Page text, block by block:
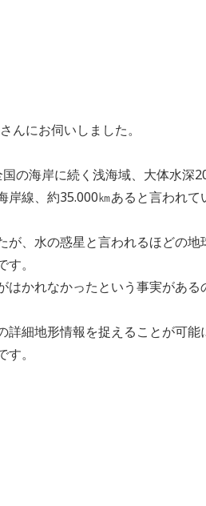
んにお伺いしました。
の海岸に続く浅海域、大体水深
線、約35.000㎞あると言われて
、水の惑星と言われるほどの地
。
かれなかったという事実がある
細地形情報を捉えることが可能
。